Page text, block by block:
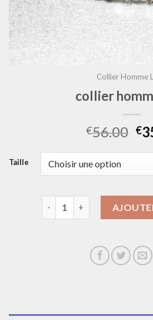
Collier Homme
collier
€56.00 €
Taille